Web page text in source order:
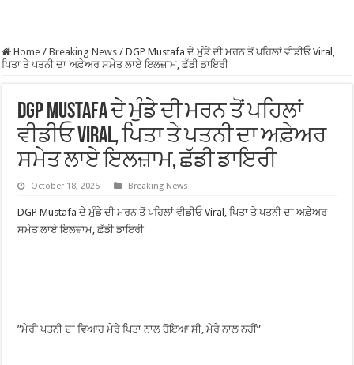
Home / Breaking News / DGP Mustafa ਦੇ ਮੁੰਡੇ ਦੀ ਮਰਨ ਤੋਂ ਪਹਿਲਾਂ ਵੀਡੀਓ Viral,
ਪਿਤਾ ਤੇ ਪਤਨੀ ਦਾ ਅਫ਼ੇਅਰ ਸਮੇਤ ਲਾਏ ਇਲਜ਼ਾਮ, ਛੱਡੀ ਡਾਇਰੀ
DGP Mustafa ਦੇ ਮੁੰਡੇ ਦੀ ਮਰਨ ਤੋਂ ਪਹਿਲਾਂ
ਵੀਡੀਓ Viral, ਪਿਤਾ ਤੇ ਪਤਨੀ ਦਾ ਅਫ਼ੇਅਰ
ਸਮੇਤ ਲਾਏ ਇਲਜ਼ਾਮ, ਛੱਡੀ ਡਾਇਰੀ
October 18, 2025 Breaking News
DGP Mustafa ਦੇ ਮੁੰਡੇ ਦੀ ਮਰਨ ਤੋਂ ਪਹਿਲਾਂ ਵੀਡੀਓ Viral, ਪਿਤਾ ਤੇ ਪਤਨੀ ਦਾ ਅਫ਼ੇਅਰ
ਸਮੇਤ ਲਾਏ ਇਲਜ਼ਾਮ, ਛੱਡੀ ਡਾਇਰੀ
”ਮੇਰੀ ਪਤਨੀ ਦਾ ਵਿਆਹ ਮੇਰੇ ਪਿਤਾ ਨਾਲ ਹੋਇਆ ਸੀ, ਮੇਰੇ ਨਾਲ ਨਹੀਂ”